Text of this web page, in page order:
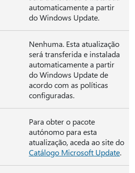
automaticamente a partir
do Windows Update.
Nenhuma. Esta atualização
será transferida e instalada
automaticamente a partir
do Windows Update de
acordo com as políticas
configuradas.
Para obter o pacote
autónomo para esta
atualização, aceda ao site do
Catálogo Microsoft Update.